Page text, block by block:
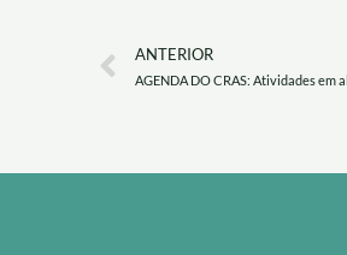
Prev
ANTERIOR
AGENDA DO CRAS: Atividades em